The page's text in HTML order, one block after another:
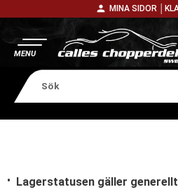
person MINA SIDOR │
Lagerstatusen gäller